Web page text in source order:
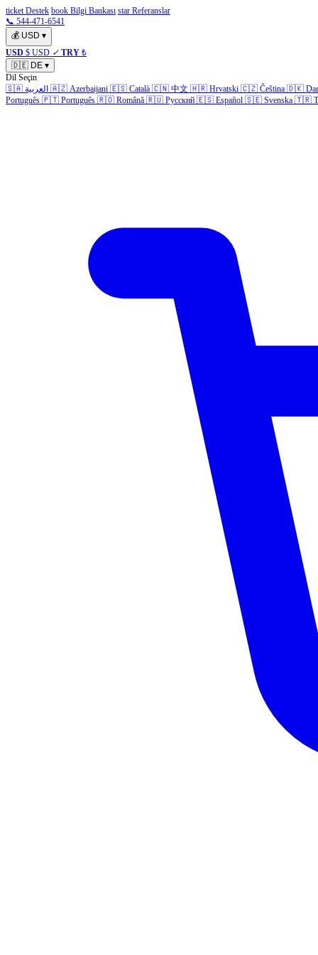
ticket Destek book Bilgi Bankası star Referanslar
📞 544-471-6541
💰 USD ▾
USD $ USD ✓ TRY ₺
🇩🇪 DE ▾
Dil Seçin
🇸🇦 العربية 🇦🇿 Azerbaijani 🇪🇸 Català 🇨🇳 中文 🇭🇷 Hrvatski 🇨🇿 Čeština 🇩🇰
Português 🇵🇹 Português 🇷🇴 Română 🇷🇺 Русский 🇪🇸 Español 🇸🇪 Svenska 🇹🇷